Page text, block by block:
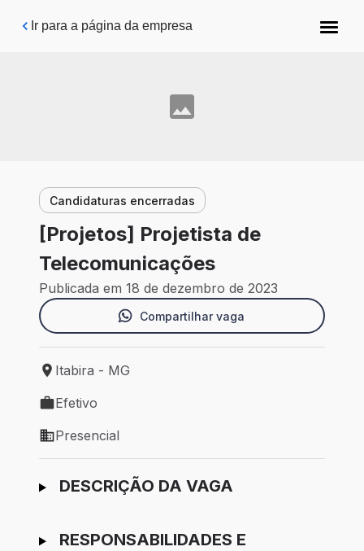
Pular para o conteúdo principal
Ir para a página da empresa
Candidaturas encerradas
[Projetos] Projetista de
Telecomunicações
Publicada em 18 de dezembro de 2023
Compartilhar vaga
Local de trabalho: Itabira - MG
Itabira - MG
Tipo de vaga: Efetivo
Efetivo
Modelo de trabalho: Presencial
Presencial
Ir para candidatura
DESCRIÇÃO DA VAGA
RESPONSABILIDADES E